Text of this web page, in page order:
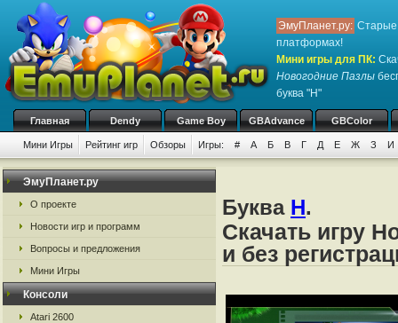
ЭмуПланет.ру: Старые
платформах!
Мини игры для ПК:
Новогодние Пазлы
буква "Н"
Главная Dendy Game Boy GBAdvance GBColor
Мини Игры Рейтинг игр Обзоры Игры: # А Б В Г Д Е Ж З И
ЭмуПланет.ру
О проекте
Новости игр и программ
Вопросы и предложения
Мини Игры
Консоли
Atari 2600
Буква Н.
Скачать игру
и без